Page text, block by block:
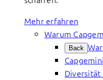
Mehr erfahren
Warum
Back
Diversität